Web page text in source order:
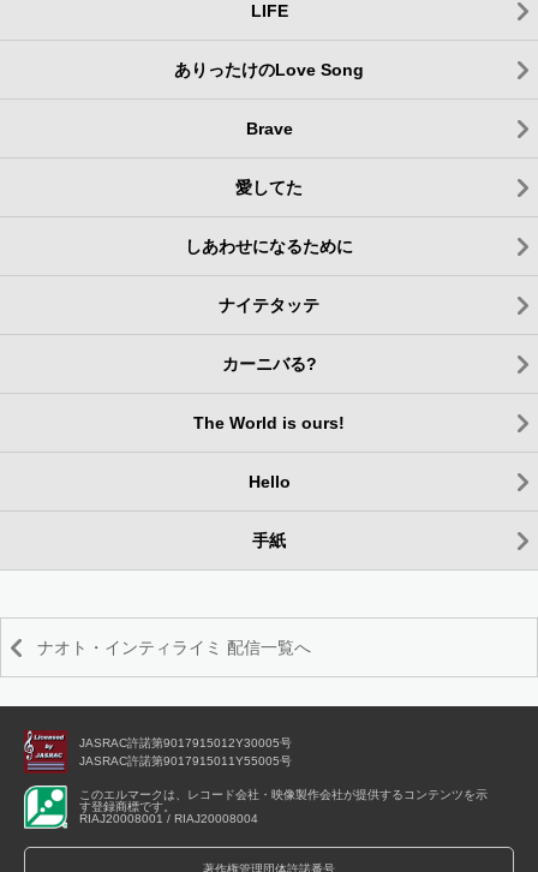
LIFE
ありったけのLove Song
Brave
愛してた
しあわせになるために
ナイテタッテ
カーニバる?
The World is ours!
Hello
手紙
ナオト・インティライミ 配信一覧へ
JASRAC許諾第9017915012Y30005号
JASRAC許諾第9017915011Y55005号
このエルマークは、レコード会社・映像製作会社が提供するコンテンツを示
す登録商標です。
RIAJ20008001 / RIAJ20008004
著作権管理団体許諾番号